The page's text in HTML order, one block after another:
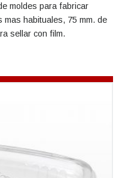
moldes para fabricar
habituales, 75 mm. de
sellar con film.